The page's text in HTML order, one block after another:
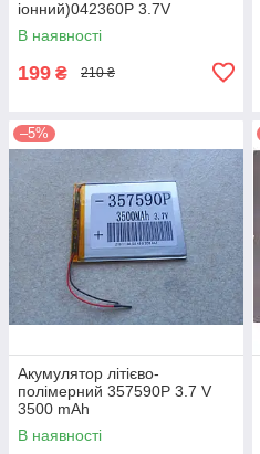
іонний)042360P 3.7V
1000mAh
В наявності
199 ₴ 210 ₴
–5%
Акумулятор літієво-
полімерний 357590P 3.7 V
3500 mAh
В наявності